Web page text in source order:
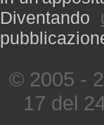
Diventando
© 2005 -
17 del